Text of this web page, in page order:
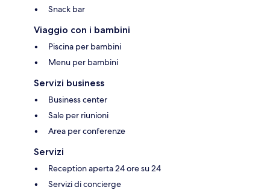
Snack bar
Viaggio con i bambini
Piscina per bambini
Menu per bambini
Servizi business
Business center
Sale per riunioni
Area per conferenze
Servizi
Reception aperta 24 ore su 24
Servizi di concierge